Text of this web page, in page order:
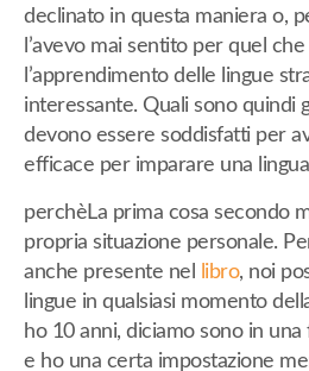
declinato in questa maniera o,
l’avevo mai sentito per quel
l’apprendimento delle lingue
interessante. Quali sono quindi
devono essere soddisfatti per
efficace per imparare una
perchèLa prima cosa secondo
propria situazione personale.
anche presente nel
libro, noi
lingue in qualsiasi momento
ho 10 anni, diciamo sono in
e ho una certa impostazione